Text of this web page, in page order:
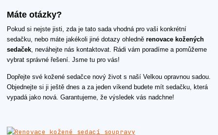
Máte otázky?
Pokud si nejste jisti, zda je tato sada vhodná pro vaši konkrétní
sedačku, nebo máte jakékoli jiné dotazy ohledně renovace kožených
sedaček, neváhejte nás kontaktovat. Rádi vám poradíme a pomůžeme
vybrat správné řešení. Jsme tu pro vás!
Dopřejte své kožené sedačce nový život s naší Velkou opravnou sadou.
Objednejte si ji ještě dnes a za jeden víkend budete mít sedačku, která
vypadá jako nová. Garantujeme, že výsledek vás nadchne!